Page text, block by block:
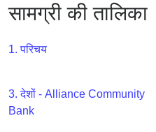
एपीआई
Generator
Checker
v2
सामग्री की तालिका
1. परिचय
3. देशों - Alliance Community
Bank